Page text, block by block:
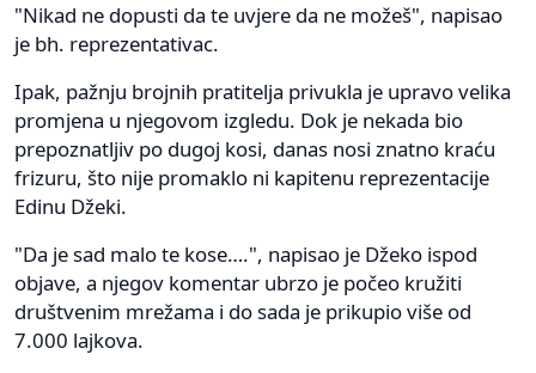
"Nikad ne dopusti da te uvjere da ne možeš", napisao
je bh. reprezentativac.
Ipak, pažnju brojnih pratitelja privukla je upravo velika
promjena u njegovom izgledu. Dok je nekada bio
prepoznatljiv po dugoj kosi, danas nosi znatno kraću
frizuru, što nije promaklo ni kapitenu reprezentacije
Edinu Džeki.
"Da je sad malo te kose….", napisao je Džeko ispod
objave, a njegov komentar ubrzo je počeo kružiti
društvenim mrežama i do sada je prikupio više od
7.000 lajkova.